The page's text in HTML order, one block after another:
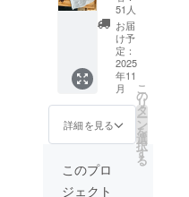
COFFE
E 内容
量：
10g×12
賞味期
限：
2026.5.
29 焙煎
度：中
中挽き
に育て
てくだ
さい。
ご支援
金額リ
ターン
内容
5,000
円〜ギ
（ド
共感
し、応
援して
くださ
る皆さ
まへ、
心を込
めてリ
ターン
をご用
した。
一杯の
コー
51人
お届
け予
定：
2025
年11
月
詳細を見る
こ
の
リ
タ
ー
ン
を
選
択
す
る
このプロ
ジェクト